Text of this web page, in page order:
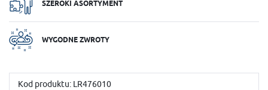
SZEROKI ASORTYMENT
WYGODNE ZWROTY
Kod produktu: LR476010